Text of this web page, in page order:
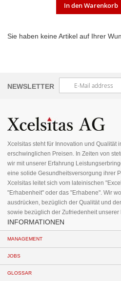
In den Warenkorb
Sie haben keine Artikel auf Ihrer
NEWSLETTER
Melden
Sie
unseren
Newsletter
an:
Xcelsitas steht für Innovation und Qualität
erschwinglichen Preisen. In Zeiten von
wir mit unserer Erfahrung
eine solide Gesundheitsversorgung ihrer
Xcelsitas leitet sich vom lateinischen
"Erhabenheit" oder das "Erhabene". Wir
ausdrücken, bezüglich der Qualität und
sowie bezüglich der Zufriedenheit
INFORMATIONEN
MANAGEMENT
JOBS
GLOSSAR